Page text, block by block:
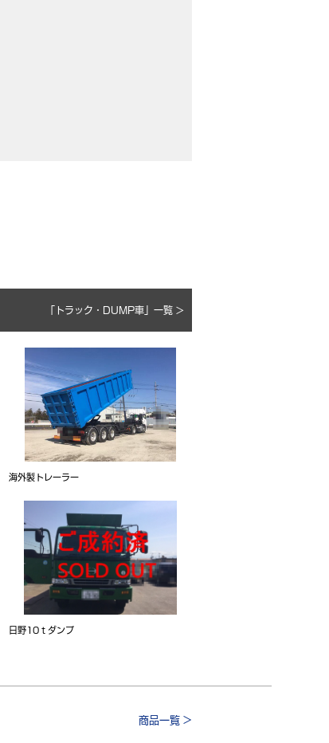
「トラック・DUMP車」一覧 >
海外製トレーラー
日野10ｔダンプ
商品一覧 >